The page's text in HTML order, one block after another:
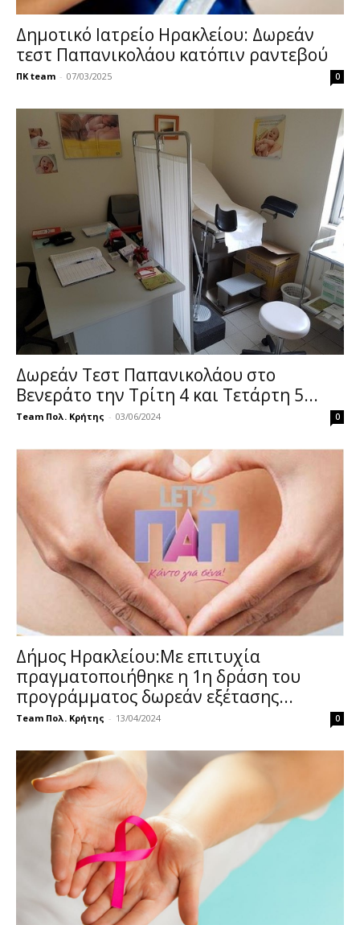
Δημοτικό Ιατρείο Ηρακλείου: Δωρεάν
τεστ Παπανικολάου κατόπιν ραντεβού
ΠΚ team - 07/03/2025 0
Δωρεάν Τεστ Παπανικολάου στο
Βενεράτο την Τρίτη 4 και Τετάρτη 5...
Team Πολ. Κρήτης - 03/06/2024 0
Δήμος Ηρακλείου:Με επιτυχία
πραγματοποιήθηκε η 1η δράση του
προγράμματος δωρεάν εξέτασης...
Team Πολ. Κρήτης - 13/04/2024 0